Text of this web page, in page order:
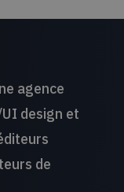
agence
design et
de